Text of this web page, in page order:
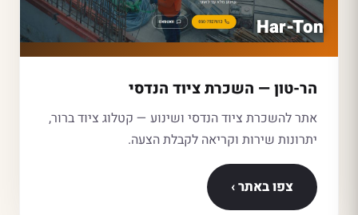
Har-Ton
הר-טון — השכרת ציוד הנדסי
אתר להשכרת ציוד הנדסי ושינוע — קטלוג ציוד ברור,
יתרונות שירות וקריאה לקבלת הצעה.
צפו באתר ›